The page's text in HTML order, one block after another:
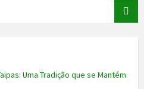
Uma Tradição que se Mantém